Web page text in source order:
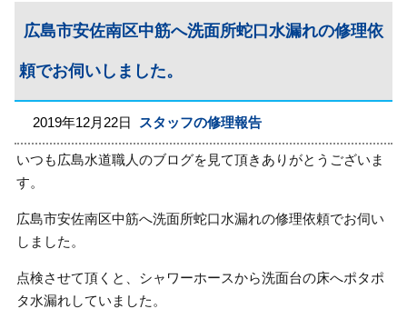
広島市安佐南区中筋へ洗面所蛇口水漏れの修理依
頼でお伺いしました。
2019年12月22日 スタッフの修理報告
いつも広島水道職人のブログを見て頂きありがとうございま
す。
広島市安佐南区中筋へ洗面所蛇口水漏れの修理依頼でお伺い
しました。
点検させて頂くと、シャワーホースから洗面台の床へポタポ
タ水漏れしていました。